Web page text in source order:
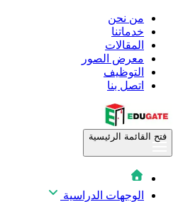
من نحن
خدماتنا
المقالات
معرض الصور
التوظيف
اتصل بنا
فتح القائمة الرئيسية
الوجهات الدراسية